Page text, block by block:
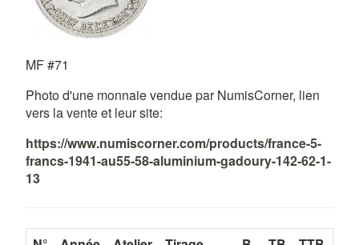
MF #71
Photo d'une monnaie vendue par NumisCorner, lien
vers la vente et leur site:
https://www.numiscorner.com/products/france-5-
francs-1941-au55-58-aluminium-gadoury-142-62-1-
13